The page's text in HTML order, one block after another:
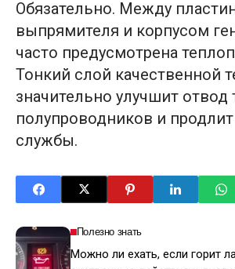
Обязательно. Между
выпрямителя и корпусом
часто предусмотрена
Тонкий слой качественной
значительно улучшит отвод
полупроводников и
службы.
Полезно знать
Можно ли ехать, если горит